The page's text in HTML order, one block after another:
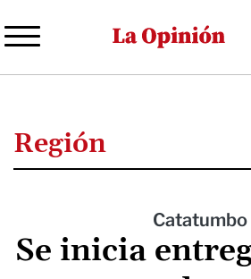
al
Región
Catatumbo
Se inicia